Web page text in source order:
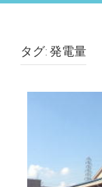
タグ: 発電量